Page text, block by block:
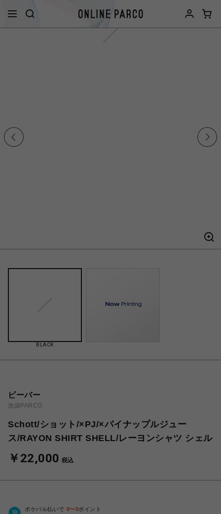
BLACK
ビーバー
池袋PARCO
Schott/ショット/×PJ/×パイナップルジュー
ス/RAYON SHIRT SHELL/レーヨンシャツ シェル
￥22,000 税込
ポケパル払いで 0〜0ポイント